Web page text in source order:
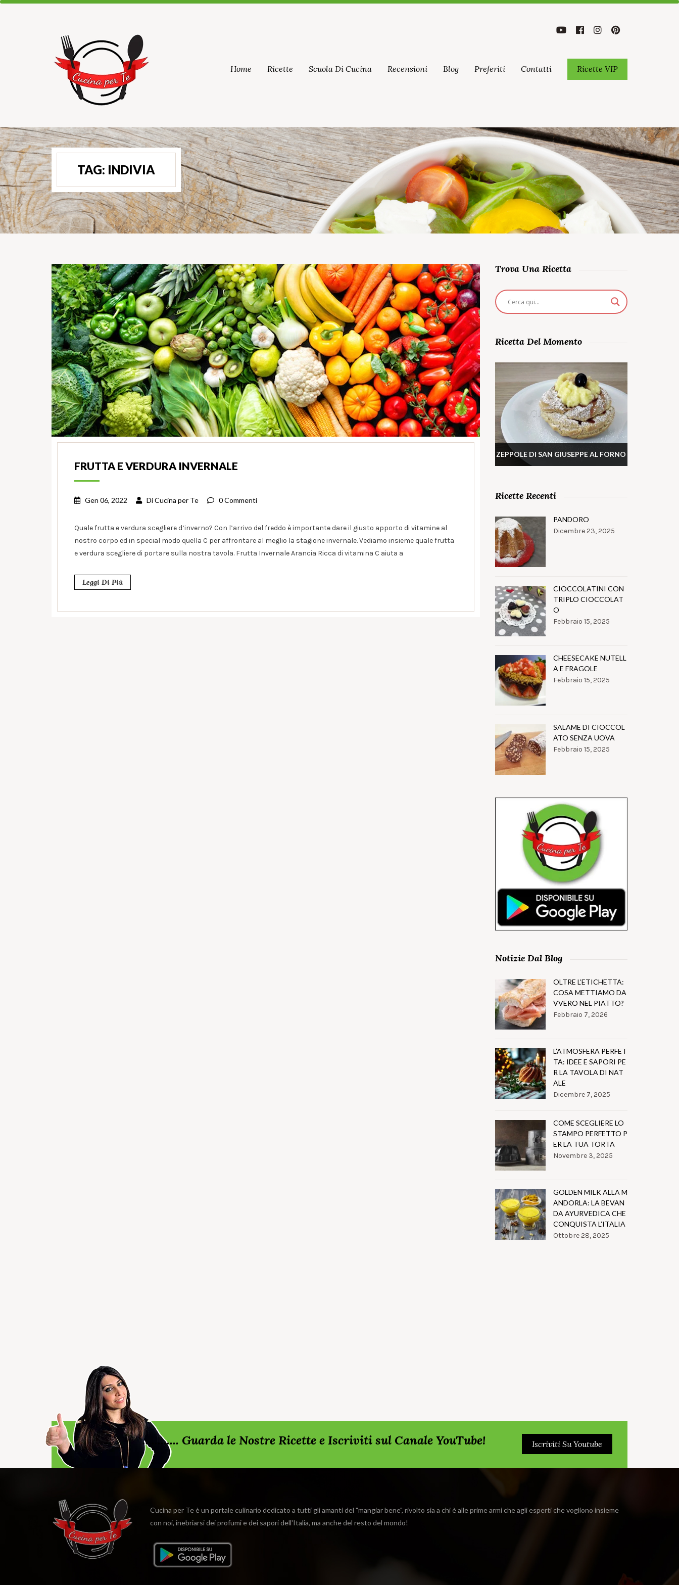
Home Ricette Scuola Di Cucina Recensioni Blog Preferiti Contatti Ricette VIP
TAG: INDIVIA
FRUTTA E VERDURA INVERNALE
Gen 06, 2022 DiCucina per Te 0 Commenti
Quale frutta e verdura scegliere d’inverno? Con l’arrivo del freddo è importante dare il giusto apporto di vitamine al
nostro corpo ed in special modo quella C per affrontare al meglio la stagione invernale. Vediamo insieme quale frutta
e verdura scegliere di portare sulla nostra tavola. Frutta Invernale Arancia Ricca di vitamina C aiuta a
Leggi Di Più
Trova Una Ricetta
Ricetta Del Momento
ZEPPOLE DI SAN GIUSEPPE AL FORNO
Ricette Recenti
PANDORO
Dicembre 23, 2025
CIOCCOLATINI CON
TRIPLO CIOCCOLAT
O
Febbraio 15, 2025
CHEESECAKE NUTELL
A E FRAGOLE
Febbraio 15, 2025
SALAME DI CIOCCOL
ATO SENZA UOVA
Febbraio 15, 2025
Notizie Dal Blog
OLTRE L’ETICHETTA:
COSA METTIAMO DA
VVERO NEL PIATTO?
Febbraio 7, 2026
L’ATMOSFERA PERFET
TA: IDEE E SAPORI PE
R LA TAVOLA DI NAT
ALE
Dicembre 7, 2025
COME SCEGLIERE LO
STAMPO PERFETTO P
ER LA TUA TORTA
Novembre 3, 2025
GOLDEN MILK ALLA M
ANDORLA: LA BEVAN
DA AYURVEDICA CHE
CONQUISTA L’ITALIA
Ottobre 28, 2025
............ Guarda le Nostre Ricette e Iscriviti sul Canale YouTube! Iscriviti Su Youtube
Cucina per Te è un portale culinario dedicato a tutti gli amanti del "mangiar bene", rivolto sia a chi è alle prime armi che agli esperti che vogliono insieme
con noi, inebriarsi dei profumi e dei sapori dell'Italia, ma anche del resto del mondo!